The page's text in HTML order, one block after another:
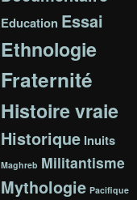
Education Essai
Ethnologie
Fraternité
Histoire vraie
Historique Inuits
Maghreb Militantisme
Mythologie Pacifique